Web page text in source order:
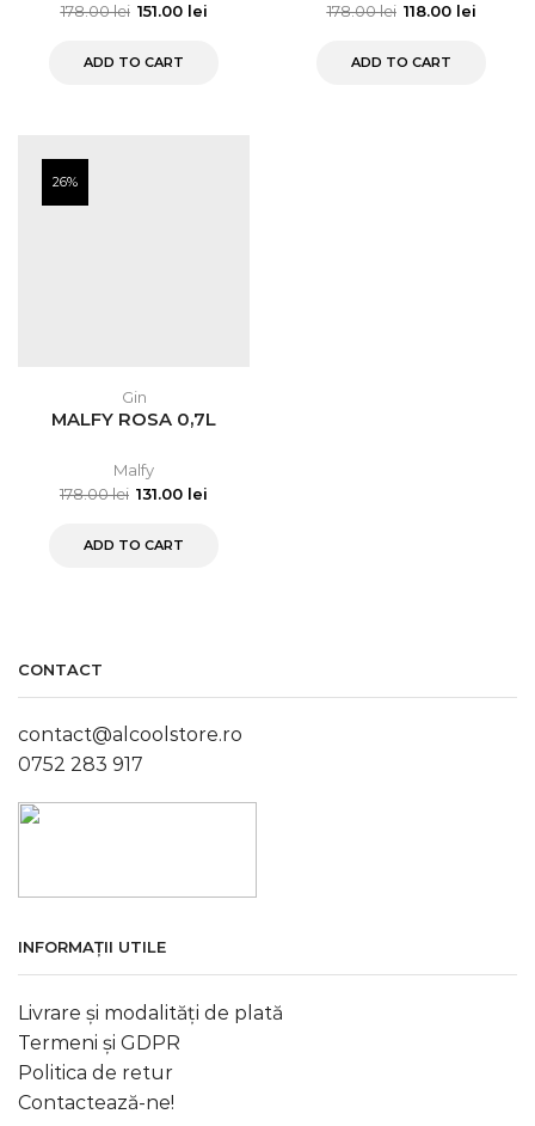
178.00lei 151.00 lei
ADD TO CART
178.00lei 118.00 lei
ADD TO CART
26%
Gin
MALFY ROSA 0,7L
Malfy
178.00lei 131.00 lei
ADD TO CART
CONTACT
contact@alcoolstore.ro
0752 283 917
INFORMAȚII UTILE
Livrare și modalități de plată
Termeni și GDPR
Politica de retur
Contactează-ne!